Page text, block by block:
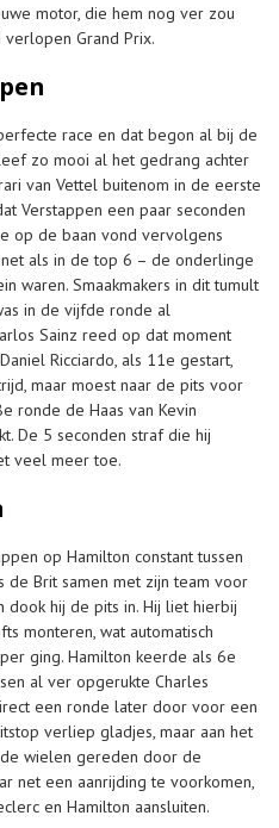
motor, die hem nog ver zou
Grand Prix.
race en dat begon al bij de
zo mooi al het gedrang achter
van Vettel buitenom in de eerste
Verstappen een paar seconden
op de baan vond vervolgens
als in de top 6 – de onderlinge
waren. Smaakmakers in dit tumult
in de vijfde ronde al
Sainz reed op dat moment
Ricciardo, als 11e gestart,
maar moest naar de pits voor
ronde de Haas van Kevin
De 5 seconden straf die hij
veel meer toe.
op Hamilton constant tussen
Brit samen met zijn team voor
dook hij de pits in. Hij liet hierbij
monteren, wat automatisch
ging. Hamilton keerde als 6e
al ver opgerukte Charles
een ronde later door voor een
verliep gladjes, maar aan het
wielen gereden door de
net een aanrijding te voorkomen,
en Hamilton aansluiten.